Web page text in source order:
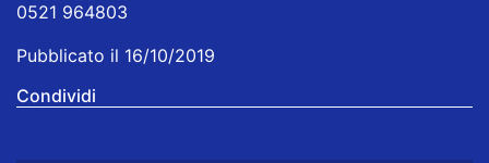
0521 964803
Pubblicato il 16/10/2019
Condividi